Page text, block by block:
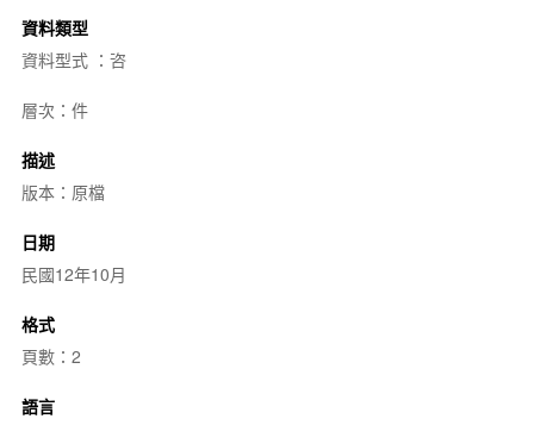
資料類型
資料型式 ：咨
層次：件
描述
版本：原檔
日期
民國12年10月
格式
頁數：2
語言